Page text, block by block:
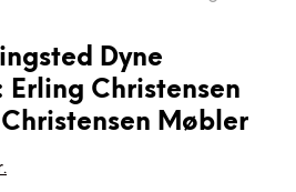
Dyne
Erling Christensen
Møbler
Den